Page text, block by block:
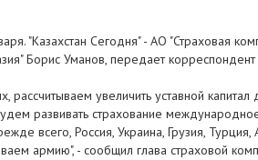
"Казахстан Сегодня" - АО "Страховая
Борис Уманов, передает корреспондент
рассчитываем увеличить уставной
развивать страхование
всего, Россия, Украина, Грузия,
армию", - сообщил глава страховой